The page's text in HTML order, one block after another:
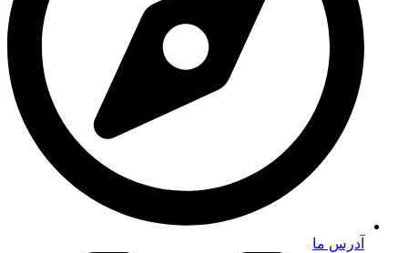
آدرس ما